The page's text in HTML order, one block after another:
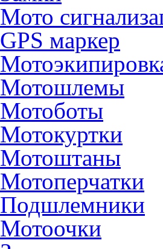
Мото
GPS маркер
Мотошлемы
Мотоботы
Мотокуртки
Мотоштаны
Мотоперчатки
Подшлемники
Мотоочки